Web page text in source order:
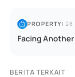
PROPERTY|28
Facing
BERITA TERKAIT